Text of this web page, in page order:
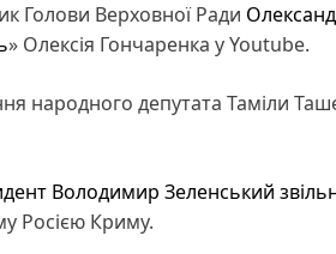
Голови Верховної Ради
» Олексія Гончаренка у Youtube.
народного депутата Таміли
Володимир Зеленський
Росією Криму.